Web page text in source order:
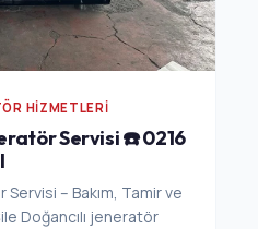
HIZMETLERI
Servisi ☎️ 0216
Servisi – Bakım, Tamir ve
Doğancılı jeneratör